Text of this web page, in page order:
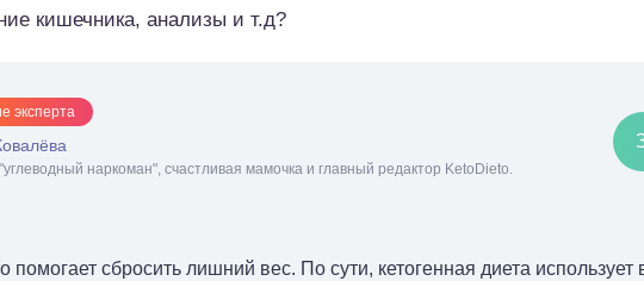
кишечника, анализы и т.д?
эксперта
наркоман", счастливая мамочка и главный редактор KetoDieto.
помогает сбросить лишний вес. По сути, кетогенная диета